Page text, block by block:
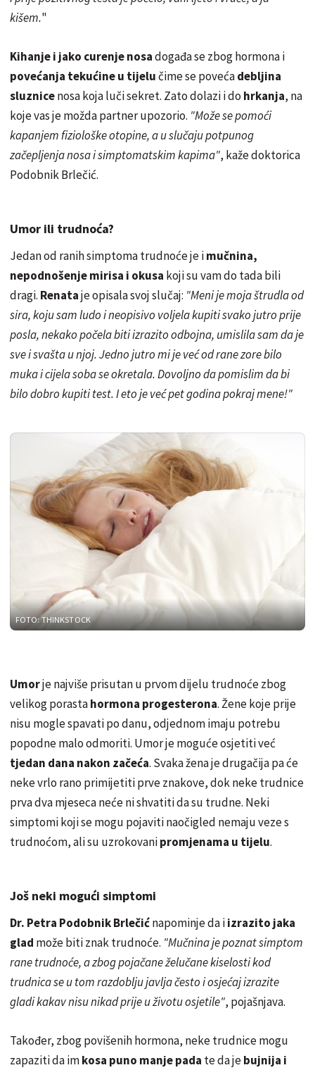
kišem."
Kihanje i jako curenje nosadogađa se zbog hormona i
povećanja tekućine u tijelučime se povećadebljina
sluznicenosa koja luči sekret. Zato dolazi i do hrkanja, na
koje vas je možda partner upozorio. "Može se pomoći
kapanjem fiziološke otopine, a u slučaju potpunog
začepljenja nosa i simptomatskim kapima", kaže doktorica
Podobnik Brlečić.
Umor ili trudnoća?
Jedan od ranih simptoma trudnoće je imučnina,
nepodnošenje mirisa i okusa koji su vam do tada bili
dragi. Renataje opisala svoj slučaj: "Meni je moja štrudla od
sira, koju sam ludo i neopisivo voljela kupiti svako jutro prije
posla, nekako počela biti izrazito odbojna, umislila sam da je
sve i svašta u njoj. Jedno jutro mi je već od rane zore bilo
muka i cijela soba se okretala. Dovoljno da pomislim da bi
bilo dobro kupiti test. I eto je već pet godina pokraj mene!"
FOTO: THINKSTOCK
Umorje najviše prisutan u prvom dijelu trudnoće zbog
velikog porastahormona progesterona. Žene koje prije
nisu mogle spavati po danu, odjednom imaju potrebu
popodne malo odmoriti. Umor je moguće osjetiti već
tjedan dana nakon začeća. Svaka žena je drugačija pa će
neke vrlo rano primijetiti prve znakove, dok neke trudnice
prva dva mjeseca neće ni shvatiti da su trudne. Neki
simptomi koji se mogu pojaviti naočigled nemaju veze s
trudnoćom, ali su uzrokovanipromjenama u tijelu.
Još neki mogući simptomi
Dr. Petra Podobnik Brlečićnapominje da iizrazito jaka
glad može biti znak trudnoće. "Mučnina je poznat simptom
rane trudnoće, a zbog pojačane želučane kiselosti kod
trudnica se u tom razdoblju javlja često i osjećaj izrazite
gladi kakav nisu nikad prije u životu osjetile", pojašnjava.
Također, zbog povišenih hormona, neke trudnice mogu
zapaziti da imkosa puno manje pada te da jebujnija i